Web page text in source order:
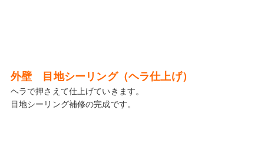
外壁 目地シーリング（ヘラ仕上げ）
ヘラで押さえて仕上げていきます。
目地シーリング補修の完成です。